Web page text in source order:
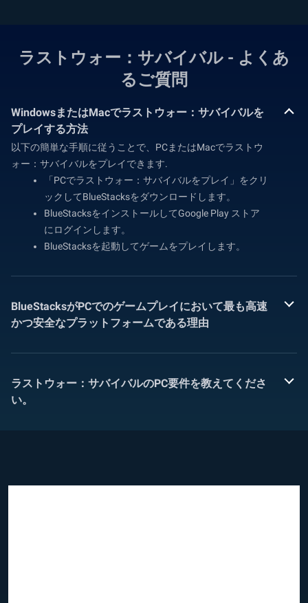
ラストウォー：サバイバル - よくあ
るご質問
WindowsまたはMacでラストウォー：サバイバルを
プレイする方法
以下の簡単な手順に従うことで、PCまたはMacでラストウ
ォー：サバイバルをプレイできます.
「PCでラストウォー：サバイバルをプレイ」をクリ
ックしてBlueStacksをダウンロードします。
BlueStacksをインストールしてGoogle Play ストア
にログインします。
BlueStacksを起動してゲームをプレイします。
BlueStacksがPCでのゲームプレイにおいて最も高速
かつ安全なプラットフォームである理由
ラストウォー：サバイバルのPC要件を教えてくださ
い。